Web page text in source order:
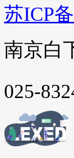
苏ICP
南京白
025-